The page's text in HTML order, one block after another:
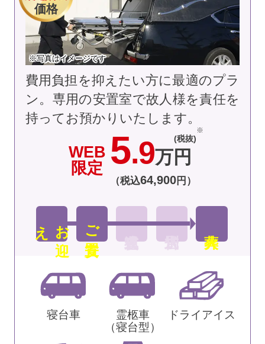
価格
※写真はイメージです
WEB
限定 5.9万円
(税抜)
（税込64,900円）
お
迎
え ご安置
費用負担を抑えたい方に最適のプラ
ン。専用の安置室で故人様を責任を
持ってお預かりいたします。
寝台車
霊柩車
（寝台型）
ドライアイス